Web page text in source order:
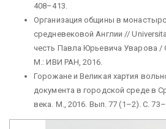
408–413.
Организация общины в
средневековой Англии //
честь Павла Юрьевича Уварова /
М.: ИВИ РАН, 2016.
Горожане и Великая хартия
документа в городской среде в
века. М., 2016. Вып. 77 (1–2). С.